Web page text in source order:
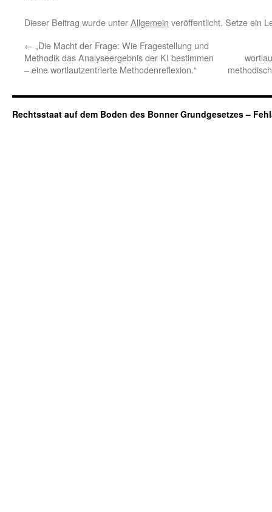
Dieser Beitrag wurde unterAllgemein veröffentlicht. Setze ein
← „Die Macht der Frage: Wie Fragestellung und
Methodik das Analyseergebnis der KI bestimmen
– eine wortlautzentrierte Methodenreflexion.“
Rechtsstaat auf dem Boden des Bonner Grundgesetzes –